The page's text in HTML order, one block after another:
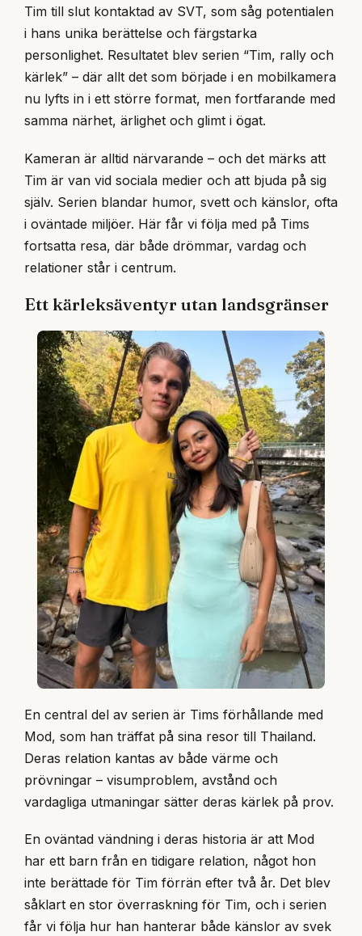
Tim till slut kontaktad av SVT, som såg potentialen
i hans unika berättelse och färgstarka
personlighet. Resultatet blev serien “Tim, rally och
kärlek” – där allt det som började i en mobilkamera
nu lyfts in i ett större format, men fortfarande med
samma närhet, ärlighet och glimt i ögat.
Kameran är alltid närvarande – och det märks att
Tim är van vid sociala medier och att bjuda på sig
själv. Serien blandar humor, svett och känslor, ofta
i oväntade miljöer. Här får vi följa med på Tims
fortsatta resa, där både drömmar, vardag och
relationer står i centrum.
Ett kärleksäventyr utan landsgränser
En central del av serien är Tims förhållande med
Mod, som han träffat på sina resor till Thailand.
Deras relation kantas av både värme och
prövningar – visumproblem, avstånd och
vardagliga utmaningar sätter deras kärlek på prov.
En oväntad vändning i deras historia är att Mod
har ett barn från en tidigare relation, något hon
inte berättade för Tim förrän efter två år. Det blev
såklart en stor överraskning för Tim, och i serien
får vi följa hur han hanterar både känslor av svek